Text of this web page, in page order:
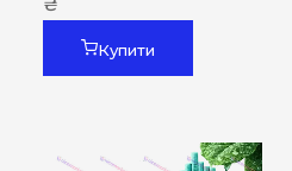
₴
Купити